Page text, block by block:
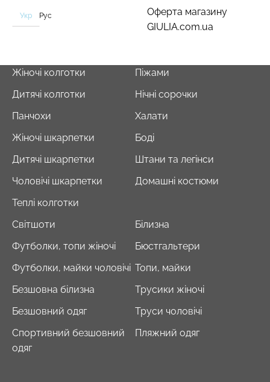
Оферта магазину
GIULIA.com.ua
Укр Рус
Жіночі колготки
Дитячі колготки
Панчохи
Жіночі шкарпетки
Дитячі шкарпетки
Чоловічі шкарпетки
Теплі колготки
Піжами
Нічні сорочки
Халати
Боді
Штани та легінси
Домашні костюми
Світшоти
Футболки, топи жіночі
Футболки, майки чоловічі
Безшовна білизна
Безшовний одяг
Спортивний безшовний
одяг
Білизна
Бюстгальтери
Топи, майки
Трусики жіночі
Труси чоловічі
Пляжний одяг